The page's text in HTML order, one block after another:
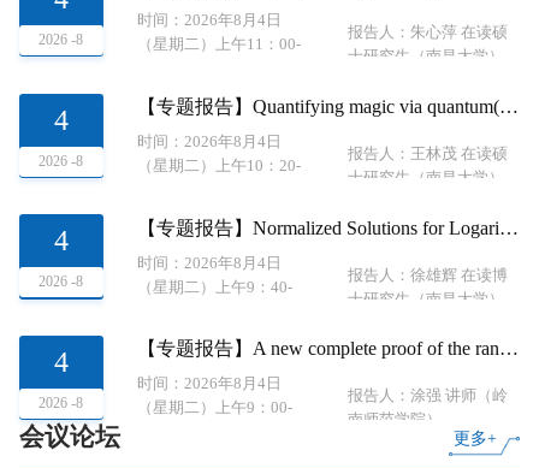
2026 -8
时间：2026年8月4日
（星期二）上午11：00-
报告人：朱心萍 在读硕
士研究生（南昌大学）
地点：数学科学学院
115（大报告厅）
4
2026 -8
【专题报告】Quantifying magic via quantum(α, β) Jensen-Shannon divergence
时间：2026年8月4日
（星期二）上午10：20-
报告人：王林茂 在读硕
士研究生（南昌大学）
115（大报告厅）
4
2026 -8
【专题报告】Normalized Solutions for Logarithmic Schrödinger Equations on the Lattice Graph
时间：2026年8月4日
（星期二）上午9：40-
报告人：徐雄辉 在读博
士研究生（南昌大学）
地点：数学科学学院
115（大报告厅）
4
2026 -8
【专题报告】A new complete proof of the random Brouwer fixed point theorem and its implied consequences of unification
时间：2026年8月4日
（星期二）上午9：00-
报告人：涂强 讲师（岭
南师范学院）
会议论坛 更多+